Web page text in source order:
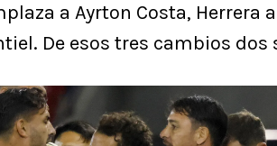
a Ayrton Costa, Herrera
De esos tres cambios dos